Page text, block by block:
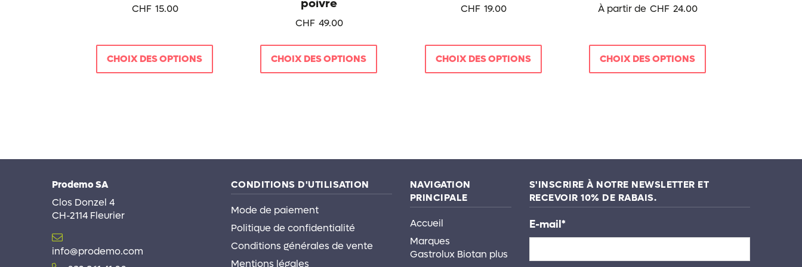
CHF 15.00
CHOIX DES OPTIONS
page
poivre
CHF 49.00
CHOIX DES OPTIONS
page
du
CHF 19.00
CHOIX DES OPTIONS
page
À partir de CHF 24.00
CHOIX DES OPTIONS
page
Prodemo SA
Clos Donzel 4
CH-2114 Fleurier
info@prodemo.com
CONDITIONS D'UTILISATION
Mode de paiement
Politique de confidentialité
Conditions générales de vente
Mentions légales
NAVIGATION
PRINCIPALE
Accueil
Marques
Gastrolux Biotan plus
S'INSCRIRE À NOTRE NEWSLETTER ET
RECEVOIR 10% DE RABAIS.
E-mail*